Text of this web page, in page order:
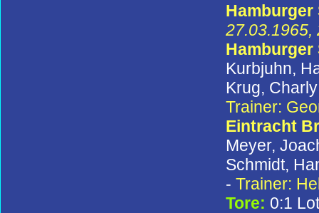
Hamburger
27.03.1965,
Hamburger
Kurbjuhn,
Krug,
Trainer:
Eintracht
Meyer,
Schmidt,
- Trainer:
Tore: 0:1